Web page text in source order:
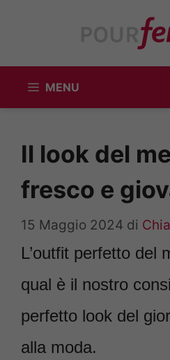
MENU
Il look del
fresco e
15 Maggio 2024 di
L’outfit perfetto del
qual è il nostro
perfetto look del
alla moda.